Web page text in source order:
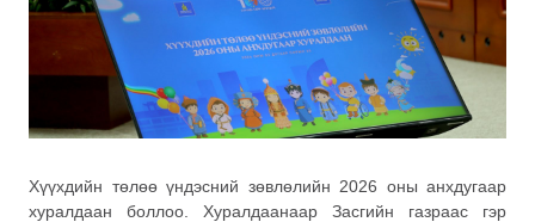
Хүүхдийн төлөө үндэсний зөвлөлийн 2026 оны анхдугаар
хуралдаан боллоо. Хуралдаанаар Засгийн газраас гэр